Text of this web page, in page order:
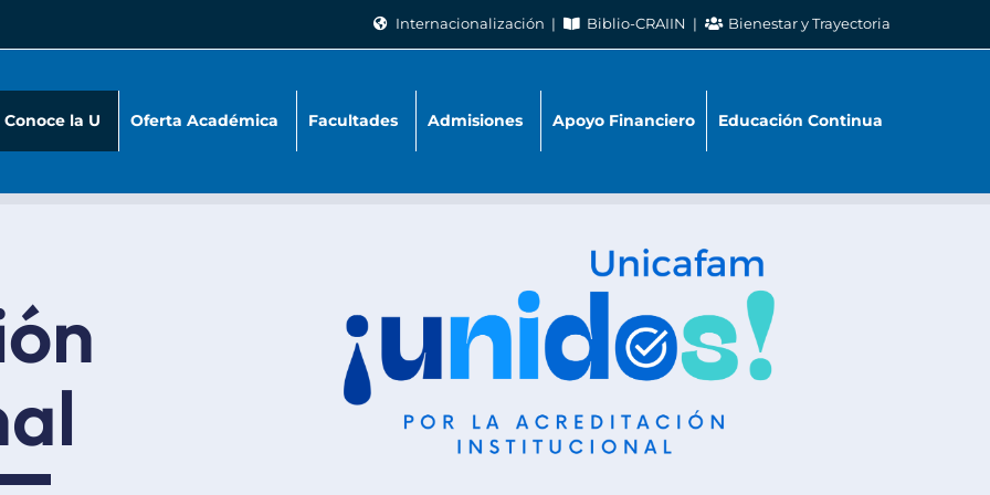
Internacionalización Biblio-CRAIIN Bienestar y Trayectoria
Conoce la U Oferta Académica Facultades Admisiones Apoyo Financiero Educación Continua